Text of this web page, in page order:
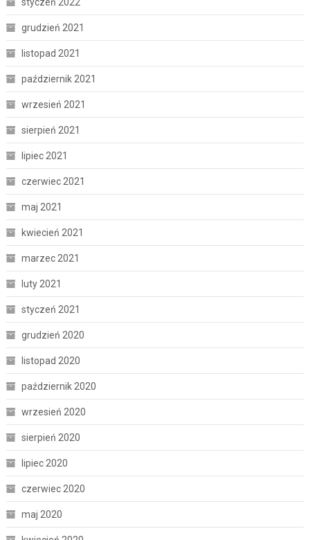
grudzień 2021
listopad 2021
październik 2021
wrzesień 2021
sierpień 2021
lipiec 2021
czerwiec 2021
maj 2021
kwiecień 2021
marzec 2021
luty 2021
styczeń 2021
grudzień 2020
listopad 2020
październik 2020
wrzesień 2020
sierpień 2020
lipiec 2020
czerwiec 2020
maj 2020